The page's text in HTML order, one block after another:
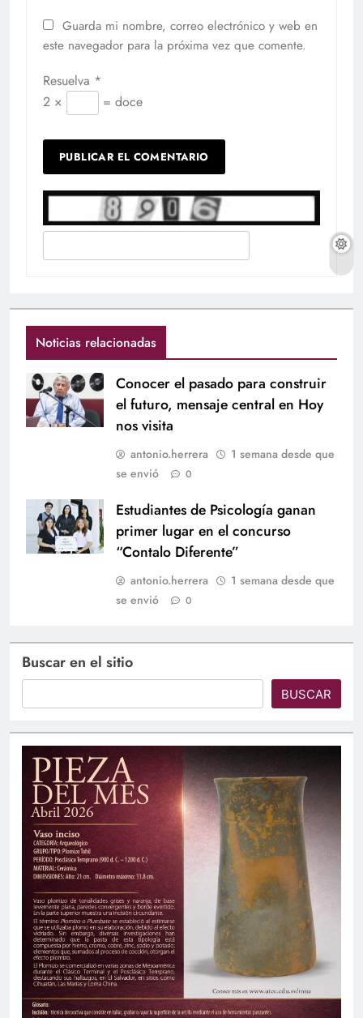
Guarda mi nombre, correo electrónico y web en
este navegador para la próxima vez que comente.
Resuelva *
2 ×
= doce
Noticias relacionadas
Conocer el pasado para construir
el futuro, mensaje central en Hoy
nos visita
antonio.herrera
1 semana desde que
se envió
0
Estudiantes de Psicología ganan
primer lugar en el concurso
“Contalo Diferente”
antonio.herrera
1 semana desde que
se envió
0
Buscar en el sitio
BUSCAR